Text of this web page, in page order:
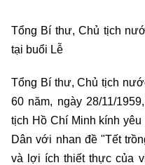
Tổng Bí thư, Chủ tịch
tại buổi Lễ
Tổng Bí thư, Chủ tịch
60 năm, ngày 28/11/
tịch Hồ Chí Minh kính
Dân với nhan đề "Tết
và lợi ích thiết thực của